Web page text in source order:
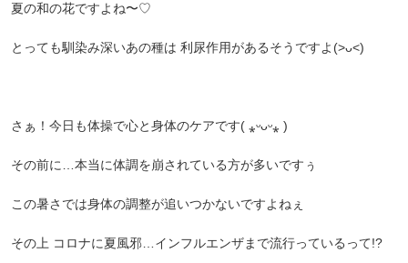
夏の和の花ですよね〜♡
とっても馴染み深いあの種は 利尿作用があるそうですよ(>ᴗ<)
さぁ！今日も体操で心と身体のケアです( ⁎ᵕᴗᵕ⁎ )
その前に…本当に体調を崩されている方が多いですぅ
この暑さでは身体の調整が追いつかないですよねぇ
その上 コロナに夏風邪…インフルエンザまで流行っているって!?